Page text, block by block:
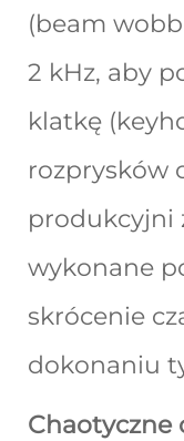
(beam
2 kHz, aby
klatkę
rozprysków
produkcyjni
wykonane
skrócenie
dokonaniu
Chaotyczne